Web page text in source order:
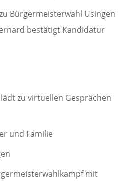
zu Bürgermeisterwahl Usingen
bestätigt Kandidatur
zu virtuellen Gesprächen
und Familie
mit